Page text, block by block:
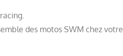
des motos SWM chez votre